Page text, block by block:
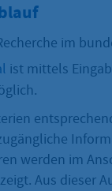
im
ist mittels
werden im
Aus dieser